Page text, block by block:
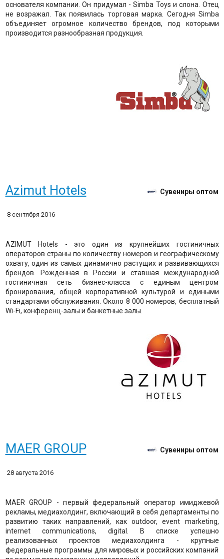
основателя компании. Он придумал - Simba Toys и слона. Отец
не возражал. Так появилась торговая марка. Сегодня Simba
объединяет огромное количество брендов, под которыми
производится разнообразная продукция.
Azimut Hotels Сувениры оптом
8 сентября 2016
AZIMUT Hotels - это один из крупнейших гостиничных
операторов страны по количеству номеров и географическому
охвату, один из самых динамично растущих и развивающихся
брендов. Рожденная в России и ставшая международной
гостиничная сеть бизнес-класса с единым центром
бронирования, общей корпоративной культурой и едиными
стандартами обслуживания. Около 8 000 номеров, бесплатный
Wi-Fi, конференц-залы и банкетные залы.
​MAER GROUP Сувениры оптом
28 августа 2016
MAER GROUP - первый федеральный оператор имиджевой
рекламы, медиахолдинг, включающий в себя департаменты по
развитию таких направлений, как outdoor, event marketing,
internet communications, digital. В списке успешно
реализованных проектов медиахолдинга - крупные
федеральные программы для мировых и российских компаний